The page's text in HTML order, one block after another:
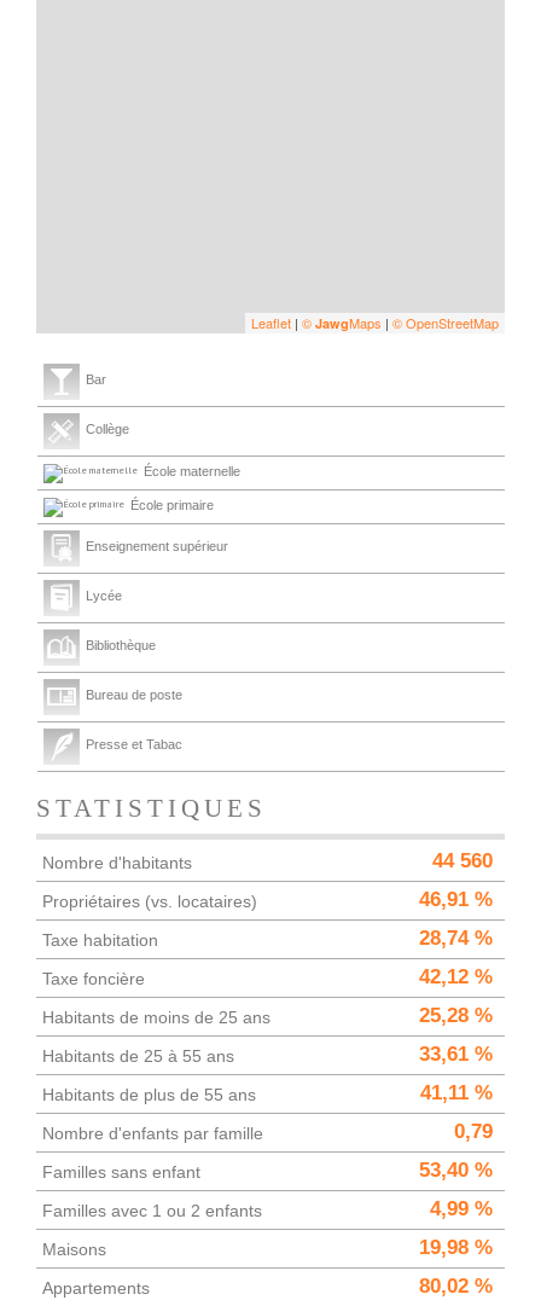
Leaflet | © JawgMaps | © OpenStreetMap
Bar
Collège
École maternelle
École primaire
Enseignement supérieur
Lycée
Bibliothèque
Bureau de poste
Presse et Tabac
STATISTIQUES
Nombre d'habitants 44 560
Propriétaires (vs. locataires) 46,91 %
Taxe habitation 28,74 %
Taxe foncière 42,12 %
Habitants de moins de 25 ans 25,28 %
Habitants de 25 à 55 ans 33,61 %
Habitants de plus de 55 ans 41,11 %
Nombre d'enfants par famille 0,79
Familles sans enfant 53,40 %
Familles avec 1 ou 2 enfants 4,99 %
Maisons 19,98 %
Appartements 80,02 %